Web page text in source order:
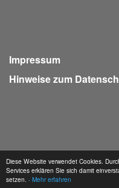
Diese Website verwendet Cookies.
Services erklären Sie sich damit
setzen. - Mehr erfahren
Impressum
Hinweise zum